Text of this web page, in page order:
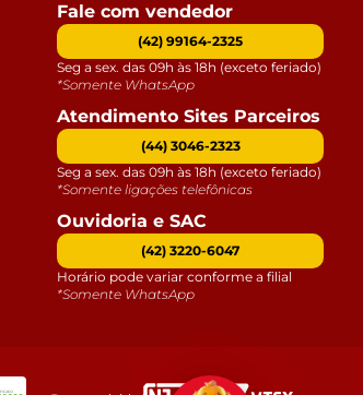
Fale com vendedor
(42) 99164-2325
Seg a sex. das 09h às 18h (exceto feriado)
*Somente WhatsApp
Atendimento Sites Parceiros
(44) 3046-2323
Seg a sex. das 09h às 18h (exceto feriado)
*Somente ligações telefônicas
Ouvidoria e SAC
(42) 3220-6047
Horário pode variar conforme a filial
*Somente WhatsApp